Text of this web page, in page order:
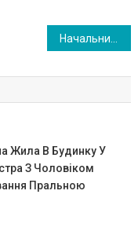
Жила В Будинку У
З Чоловіком
Пральною